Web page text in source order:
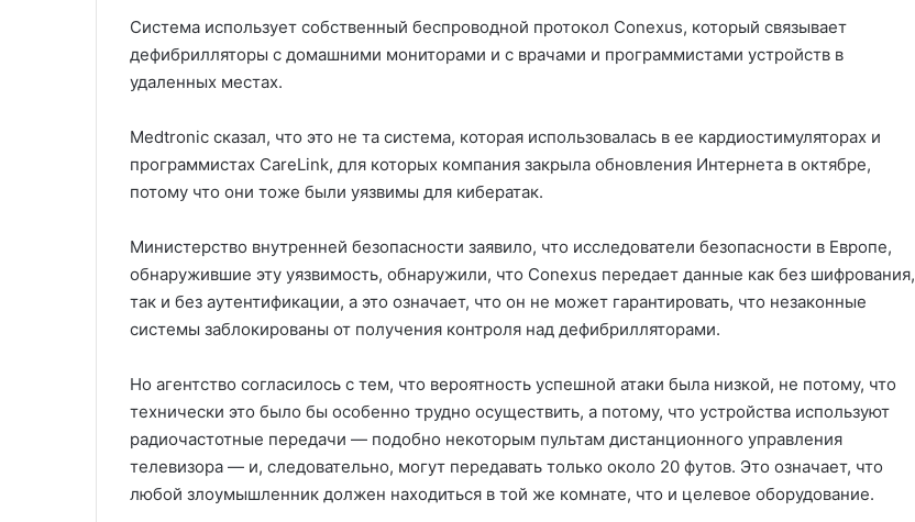
Система использует собственный беспроводной протокол Conexus, который связывает
дефибрилляторы с домашними мониторами и с врачами и программистами устройств в
удаленных местах.
Medtronic сказал, что это не та система, которая использовалась в ее кардиостимуляторах и
программистах CareLink, для которых компания закрыла обновления Интернета в октябре,
потому что они тоже были уязвимы для кибератак.
Министерство внутренней безопасности заявило, что исследователи безопасности в Европе,
обнаружившие эту уязвимость, обнаружили, что Conexus передает данные как без шифрования,
так и без аутентификации, а это означает, что он не может гарантировать, что незаконные
системы заблокированы от получения контроля над дефибрилляторами.
Но агентство согласилось с тем, что вероятность успешной атаки была низкой, не потому, что
технически это было бы особенно трудно осуществить, а потому, что устройства используют
радиочастотные передачи — подобно некоторым пультам дистанционного управления
телевизора — и, следовательно, могут передавать только около 20 футов. Это означает, что
любой злоумышленник должен находиться в той же комнате, что и целевое оборудование.